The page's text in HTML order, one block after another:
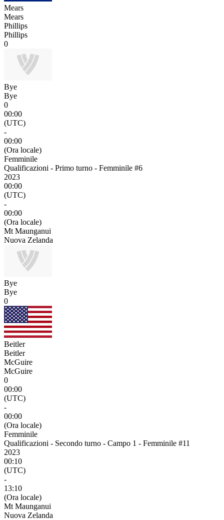
Mears
Mears
Phillips
Phillips
0
Bye
Bye
0
00:00
(UTC)
-
00:00
(Ora locale)
Femminile
Qualificazioni - Primo turno - Femminile #6
2023
00:00
(UTC)
-
00:00
(Ora locale)
Mt Maunganui
Nuova Zelanda
Bye
Bye
0
Beitler
Beitler
McGuire
McGuire
0
00:00
(UTC)
-
00:00
(Ora locale)
Femminile
Qualificazioni - Secondo turno - Campo 1 - Femminile #11
2023
00:10
(UTC)
-
13:10
(Ora locale)
Mt Maunganui
Nuova Zelanda